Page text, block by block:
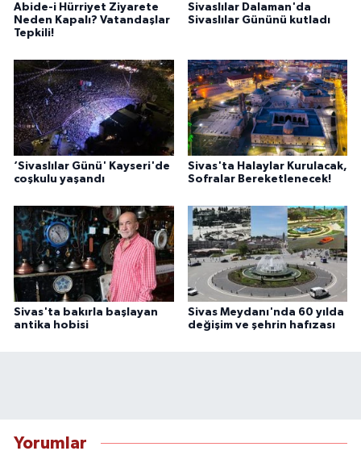
Abide-i Hürriyet Ziyarete
Neden Kapalı? Vatandaşlar
Tepkili!
Sivaslılar Dalaman'da
Sivaslılar Gününü kutladı
‘Sivaslılar Günü' Kayseri'de
coşkulu yaşandı
Sivas'ta Halaylar Kurulacak,
Sofralar Bereketlenecek!
Sivas'ta bakırla başlayan
antika hobisi
Sivas Meydanı'nda 60 yılda
değişim ve şehrin hafızası
Yorumlar